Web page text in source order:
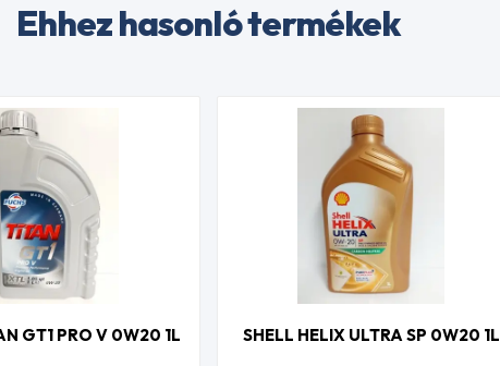
Ehhez hasonló termékek
GT1 PRO V 0W20 1L SHELL HELIX ULTRA SP 0W20 1L